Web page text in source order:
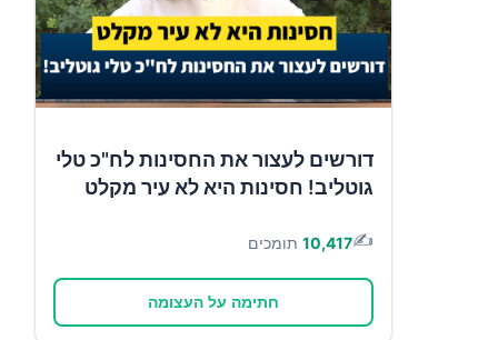
דורשים לעצור את החסינות לח"כ טלי
גוטליב! חסינות היא לא עיר מקלט
✍️
10,417 תומכים
חתימה על העצומה